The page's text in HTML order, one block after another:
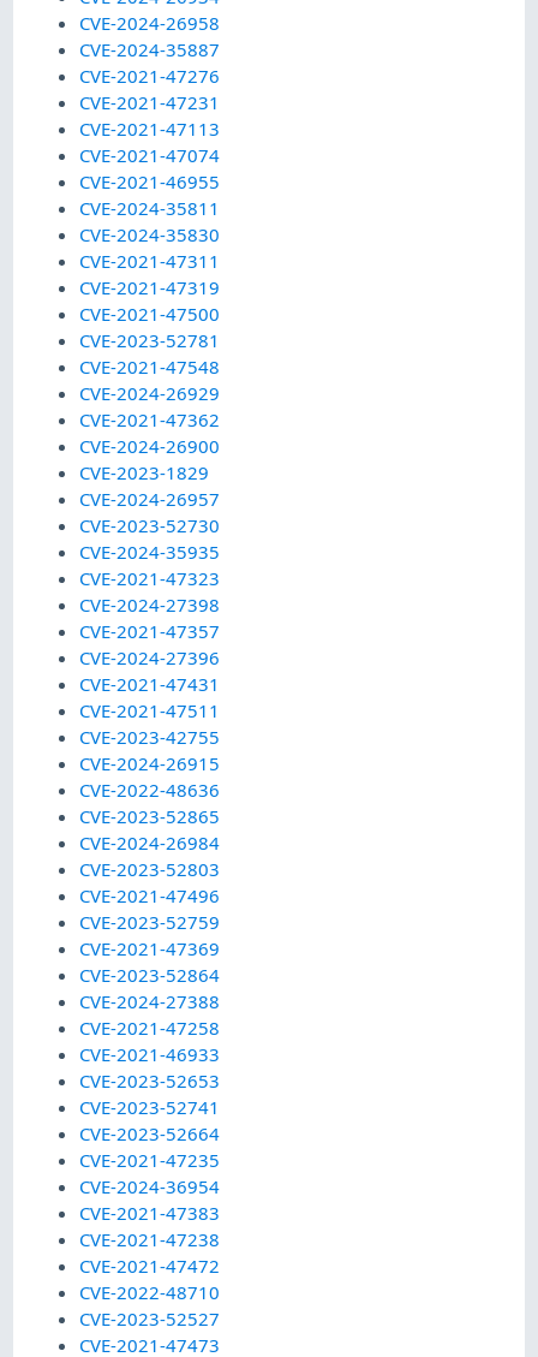
CVE-2024-26958
CVE-2024-35887
CVE-2021-47276
CVE-2021-47231
CVE-2021-47113
CVE-2021-47074
CVE-2021-46955
CVE-2024-35811
CVE-2024-35830
CVE-2021-47311
CVE-2021-47319
CVE-2021-47500
CVE-2023-52781
CVE-2021-47548
CVE-2024-26929
CVE-2021-47362
CVE-2024-26900
CVE-2023-1829
CVE-2024-26957
CVE-2023-52730
CVE-2024-35935
CVE-2021-47323
CVE-2024-27398
CVE-2021-47357
CVE-2024-27396
CVE-2021-47431
CVE-2021-47511
CVE-2023-42755
CVE-2024-26915
CVE-2022-48636
CVE-2023-52865
CVE-2024-26984
CVE-2023-52803
CVE-2021-47496
CVE-2023-52759
CVE-2021-47369
CVE-2023-52864
CVE-2024-27388
CVE-2021-47258
CVE-2021-46933
CVE-2023-52653
CVE-2023-52741
CVE-2023-52664
CVE-2021-47235
CVE-2024-36954
CVE-2021-47383
CVE-2021-47238
CVE-2021-47472
CVE-2022-48710
CVE-2023-52527
CVE-2021-47473